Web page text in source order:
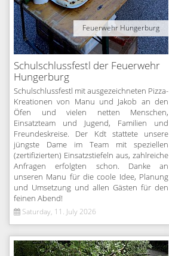
Feuerwehr Hungerburg
Schulschlussfestl der Feuerwehr
Hungerburg
Schulschlussfestl mit ausgezeichneten Pizza-
Kreationen von Manu und Jakob an den
Öfen und vielen netten Menschen,
Einsatzteam und Jugend, Familien und
Freundeskreise. Der Kdt stattete unsere
jüngste Dame im Team mit speziellen
(zertifizierten) Einsatzstiefeln aus, zahlreiche
Anfragen erfolgten schon. Danke an
unseren Manu für die coole Idee, Planung
und Umsetzung und allen Gästen für den
feinen Abend!
Saturday, 11. July 2026